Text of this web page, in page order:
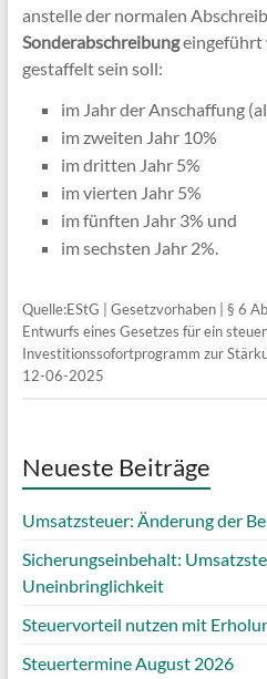
anstelle der normalen
Sonderabschreibungeingeführt
gestaffelt sein soll:
im Jahr der Anschaffung
im zweiten Jahr 10%
im dritten Jahr 5%
im vierten Jahr 5%
im fünften Jahr 3% und
im sechsten Jahr 2%.
Quelle:EStG | Gesetzvorhaben | § 6
Entwurfs eines Gesetzes für ein
Investitionssofortprogramm zur
12-06-2025
Neueste Beiträge
Umsatzsteuer: Änderung der
Sicherungseinbehalt:
Uneinbringlichkeit
Steuervorteil nutzen mit
Steuertermine August 2026